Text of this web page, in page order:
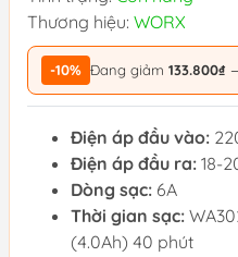
Thương hiệu: WORX
-10% Đang giảm 133.800₫
Điện áp đầu vào:
Điện áp đầu ra: 18-
Dòng sạc: 6A
Thời gian sạc:
(4.0Ah) 40 phút